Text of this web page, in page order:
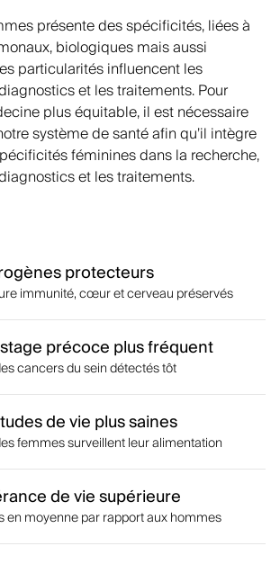
présente des spécificités, liées à
biologiques mais aussi
particularités influencent les
et les traitements. Pour
plus équitable, il est nécessaire
système de santé afin qu’il intègre
féminines dans la recherche,
et les traitements.
protecteurs
immunité, cœur et cerveau préservés
précoce plus fréquent
cancers du sein détectés tôt
de vie plus saines
femmes surveillent leur alimentation
de vie supérieure
en moyenne par rapport aux hommes